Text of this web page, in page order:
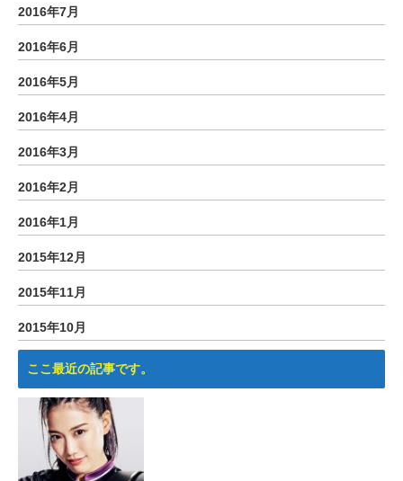
2016年7月
2016年6月
2016年5月
2016年4月
2016年3月
2016年2月
2016年1月
2015年12月
2015年11月
2015年10月
ここ最近の記事です。